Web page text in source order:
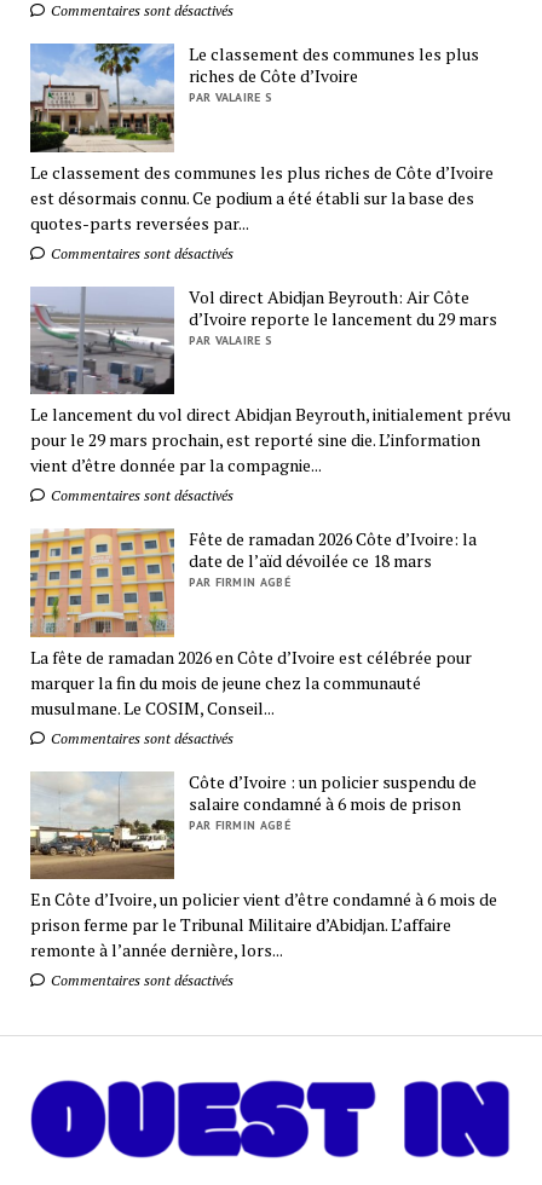
Commentaires sont désactivés
Le classement des communes les plus
riches de Côte d’Ivoire
PAR VALAIRE S
Le classement des communes les plus riches de Côte d’Ivoire
est désormais connu. Ce podium a été établi sur la base des
quotes-parts reversées par...
Commentaires sont désactivés
Vol direct Abidjan Beyrouth: Air Côte
d’Ivoire reporte le lancement du 29 mars
PAR VALAIRE S
Le lancement du vol direct Abidjan Beyrouth, initialement prévu
pour le 29 mars prochain, est reporté sine die. L’information
vient d’être donnée par la compagnie...
Commentaires sont désactivés
Fête de ramadan 2026 Côte d’Ivoire: la
date de l’aïd dévoilée ce 18 mars
PAR FIRMIN AGBÉ
La fête de ramadan 2026 en Côte d’Ivoire est célébrée pour
marquer la fin du mois de jeune chez la communauté
musulmane. Le COSIM, Conseil...
Commentaires sont désactivés
Côte d’Ivoire : un policier suspendu de
salaire condamné à 6 mois de prison
PAR FIRMIN AGBÉ
En Côte d’Ivoire, un policier vient d’être condamné à 6 mois de
prison ferme par le Tribunal Militaire d’Abidjan. L’affaire
remonte à l’année dernière, lors...
Commentaires sont désactivés